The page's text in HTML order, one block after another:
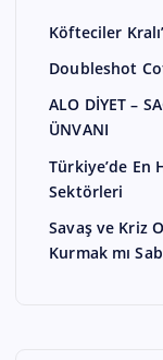
Köfteciler
Doubleshot
ALO DİYET –
ÜNVANI
Türkiye’de En
Sektörleri
Savaş ve Kriz
Kurmak mı